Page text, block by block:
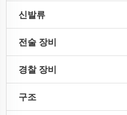
신발류
전술 장비
경찰 장비
구조